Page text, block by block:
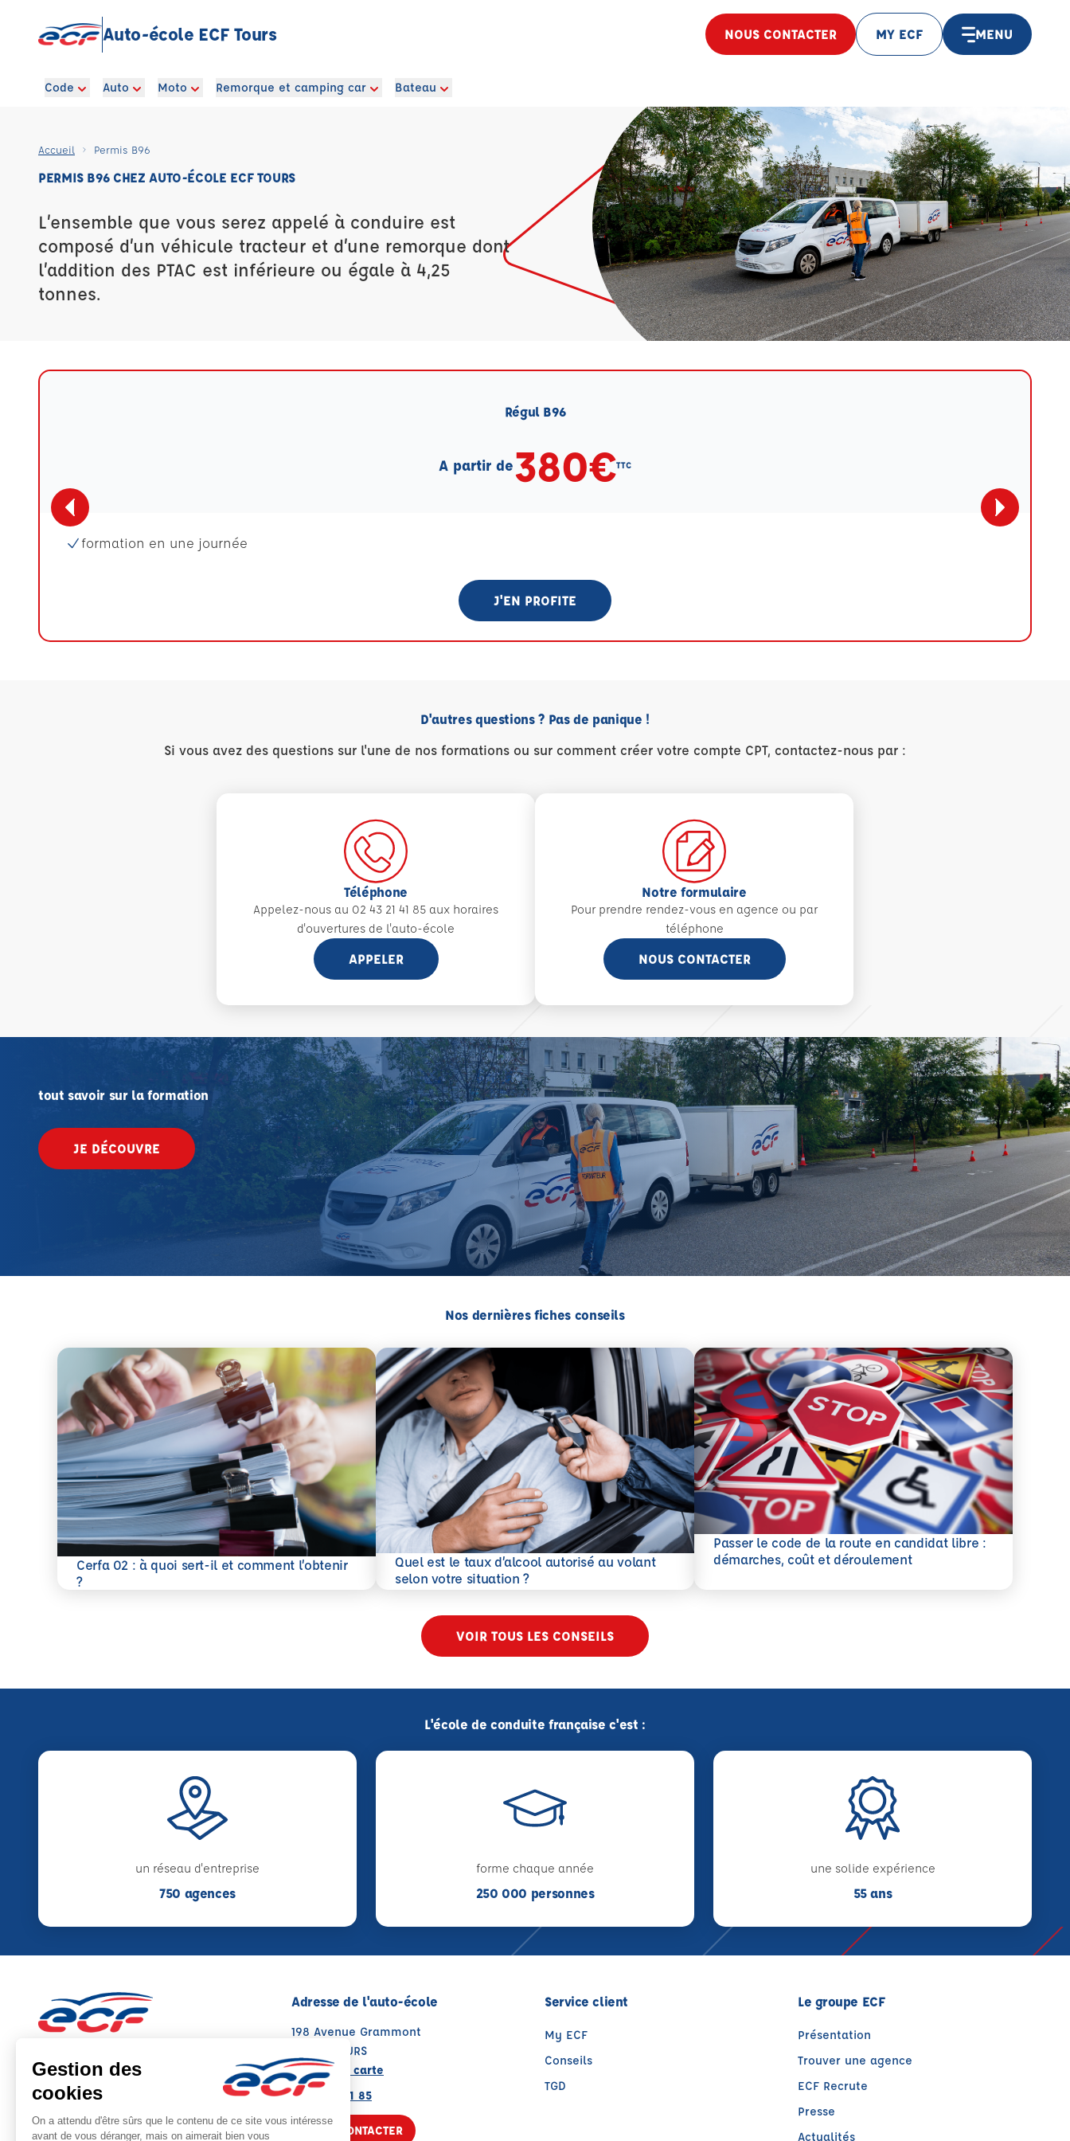
Auto-école ECF Tours NOUS CONTACTER MY ECF MENU
Code Auto Moto Remorque et camping car Bateau
Accueil Permis B96
PERMIS B96 CHEZ AUTO-ÉCOLE ECF TOURS
L’ensemble que vous serez appelé à conduire est
composé d’un véhicule tracteur et d’une remorque dont
l’addition des PTAC est inférieure ou égale à 4,25
tonnes.
Régul B96
A partir de380€TTC
formation en une journée
J'EN PROFITE
D'autres questions ? Pas de panique !
Si vous avez des questions sur l'une de nos formations ou sur comment créer votre compte CPT, contactez-nous par :
Téléphone
Appelez-nous au 02 43 21 41 85 aux horaires
d'ouvertures de l'auto-école
APPELER
Notre formulaire
Pour prendre rendez-vous en agence ou par
téléphone
NOUS CONTACTER
tout savoir sur la formation
JE DÉCOUVRE
Nos dernières fiches conseils
Cerfa 02 : à quoi sert-il et comment l’obtenir
?
En savoir plus
Quel est le taux d’alcool autorisé au volant
selon votre situation ?
En savoir plus
Passer le code de la route en candidat libre :
démarches, coût et déroulement
En savoir plus
VOIR TOUS LES CONSEILS
L'école de conduite française c'est :
un réseau d'entreprise
750 agences
forme chaque année
250 000 personnes
une solide expérience
55 ans
Adresse de l'auto-école
198 Avenue Grammont
37000 TOURS
Voir sur la carte
02 43 21 41 85
NOUS CONTACTER
Service client
My ECF
Conseils
TGD
Le groupe ECF
Présentation
Trouver une agence
ECF Recrute
Presse
Actualités